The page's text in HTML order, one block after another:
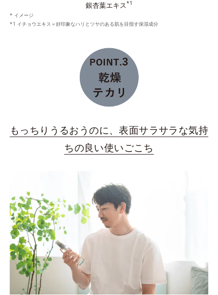
銀杏葉エキス*1
* イメージ
*1 イチョウエキス＝好印象なハリとツヤのある肌を目指す保湿成分
もっちりうるおうのに、表面サラサラな気持
ちの良い使いごこち